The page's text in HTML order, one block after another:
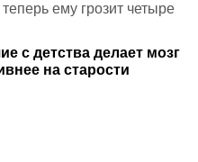
ему грозит четыре
с детства делает мозг
на старости